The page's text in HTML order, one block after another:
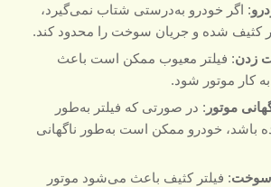
: اگر خودرو به‌درستی شتاب نمی‌گیرد،
کثیف شده و جریان سوخت را محدود کند.
زدن: فیلتر معیوب ممکن است باعث
کار موتور شود.
موتور : در صورتی که فیلتر به‌طور
باشد، خودرو ممکن است به‌طور ناگهانی
سوخت: فیلتر کثیف باعث می‌شود موتور